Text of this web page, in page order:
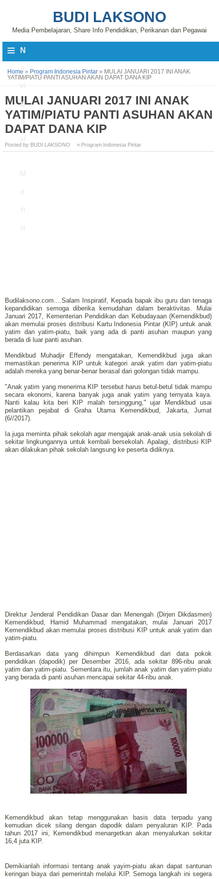
BUDI LAKSONO
Media Pembelajaran, Share Info Pendidikan, Perikanan dan Pegawai
≡ N
vi
g
a
Home » Program Indonesia Pintar » MULAI JANUARI 2017 INI ANAK
YATIM/PIATU PANTI ASUHAN AKAN DAPAT DANA KIP
MULAI JANUARI 2017 INI ANAK
YATIM/PIATU PANTI ASUHAN AKAN
DAPAT DANA KIP
Posted by BUDI LAKSONO » Program Indonesia Pintar
Budilaksono.com....Salam Inspiratif, Kepada bapak ibu guru dan tenaga
kepandidikan semoga diberika kemudahan dalam beraktivitas. Mulai
Januari 2017, Kementerian Pendidikan dan Kebudayaan (Kemendikbud)
akan memulai proses distribusi Kartu Indonesia Pintar (KIP) untuk anak
yatim dan yatim-piatu, baik yang ada di panti asuhan maupun yang
berada di luar panti asuhan.
Mendikbud Muhadjir Effendy mengatakan, Kemendikbud juga akan
memastikan penerima KIP untuk kategori anak yatim dan yatim-piatu
adalah mereka yang benar-benar berasal dari golongan tidak mampu.
"Anak yatim yang menerima KIP tersebut harus betul-betul tidak mampu
secara ekonomi, karena banyak juga anak yatim yang ternyata kaya.
Nanti kalau kita beri KIP malah tersinggung," ujar Mendikbud usai
pelantikan pejabat di Graha Utama Kemendikbud, Jakarta, Jumat
(6//2017).
Ia juga meminta pihak sekolah agar mengajak anak-anak usia sekolah di
sekitar lingkungannya untuk kembali bersekolah. Apalagi, distribusi KIP
akan dilakukan pihak sekolah langsung ke peserta didiknya.
Direktur Jenderal Pendidikan Dasar dan Menengah (Dirjen Dikdasmen)
Kemendikbud, Hamid Muhammad mengatakan, mulai Januari 2017
Kemendikbud akan memulai proses distribusi KIP untuk anak yatim dan
yatim-piatu.
Berdasarkan data yang dihimpun Kemendikbud dari data pokok
pendidikan (dapodik) per Desember 2016, ada sekitar 896-ribu anak
yatim dan yatim-piatu. Sementara itu, jumlah anak yatim dan yatim-piatu
yang berada di panti asuhan mencapai sekitar 44-ribu anak.
Kemendikbud akan tetap menggunakan basis data terpadu yang
kemudian dicek silang dengan dapodik dalam penyaluran KIP. Pada
tahun 2017 ini, Kemendikbud menargetkan akan menyalurkan sekitar
16,4 juta KIP.
Demikianlah informasi tentang anak yayim-piatu akan dapat santunan
keringan biaya dari pemerintah melalui KIP. Semoga langkah ini segera